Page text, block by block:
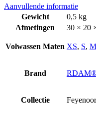
Aanvullende informatie
Gewicht
0,5 kg
Afmetingen
30 × 20
Volwassen Maten XS, S, M
Brand
Collectie